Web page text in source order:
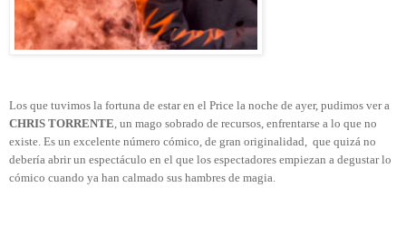
Los que tuvimos la fortuna de estar en el Price la noche de ayer, pudimos ver a
CHRIS TORRENTE, un mago sobrado de recursos, enfrentarse a lo que no
existe. Es un excelente número cómico, de gran originalidad, que quizá no
debería abrir un espectáculo en el que los espectadores empiezan a degustar lo
cómico cuando ya han calmado sus hambres de magia.